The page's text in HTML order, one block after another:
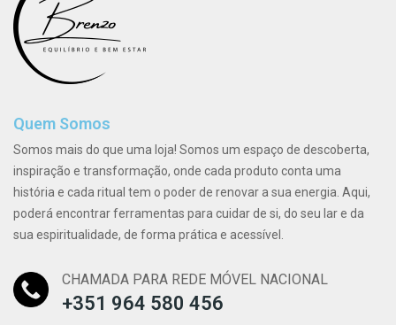
Quem Somos
Somos mais do que uma loja! Somos um espaço de descoberta,
inspiração e transformação, onde cada produto conta uma
história e cada ritual tem o poder de renovar a sua energia. Aqui,
poderá encontrar ferramentas para cuidar de si, do seu lar e da
sua espiritualidade, de forma prática e acessível.
CHAMADA PARA REDE MÓVEL NACIONAL
+351 964 580 456